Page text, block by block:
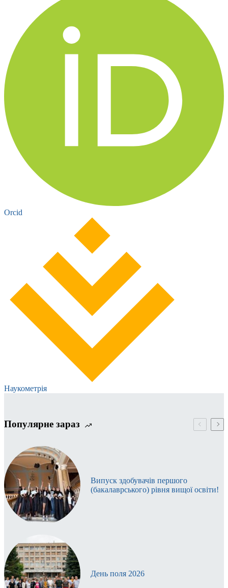
Orcid
Наукометрія
Популярне зараз
Випуск здобувачів першого
(бакалаврського) рівня вищої освіти!
День поля 2026